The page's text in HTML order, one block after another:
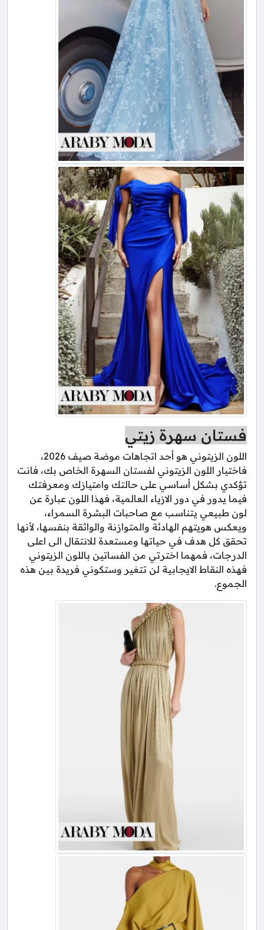
فستان سهرة زيتي
اللون الزيتوني هو أحد اتجاهات موضة صيف 2026،
فاختيار اللون الزيتوني لفستان السهرة الخاص بك، فانت
تؤكدي بشكل أساسي على حالتك وامتيازك ومعرفتك
فيما يدور في دور الازياء العالمية، فهذا اللون عبارة عن
لون طبيعي يتناسب مع صاحبات البشرة السمراء،
ويعكس هويتهم الهادئة والمتوازنة والواثقة بنفسها، لأنها
تحقق كل هدف في حياتها ومستعدة للانتقال الى اعلى
الدرجات، فمهما اخترتي من الفساتين باللون الزيتوني
فهذه النقاط الايجابية لن تتغير وستكوني فريدة بين هذه
الجموع.